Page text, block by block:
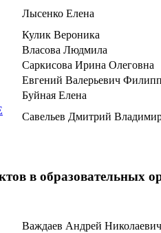
Лысенко Елена
Кулик Вероника
Власова Людмила
Саркисова Ирина Олеговна
Евгений Валерьевич
Буйная Елена
Савельев Дмитрий
в образовательных
Важдаев Андрей Николаевич